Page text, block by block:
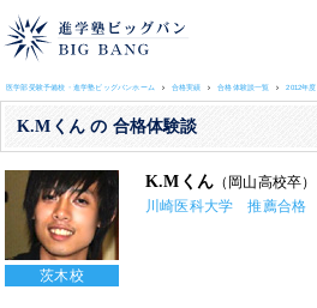
医学部受験予備校・進学塾ビッグバンホーム 合格実績 合格体験談一覧 2012年度
K.Mくん の 合格体験談
茨木校
K.Mくん （岡山高校卒）
川崎医科大学 推薦合格